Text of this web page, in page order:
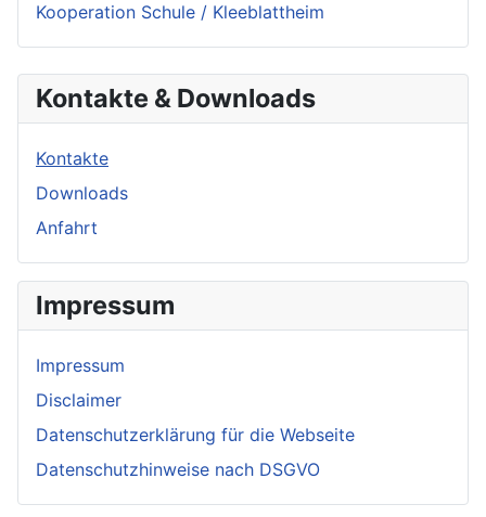
Kooperation Schule / Kleeblattheim
Kontakte & Downloads
Kontakte
Downloads
Anfahrt
Impressum
Impressum
Disclaimer
Datenschutzerklärung für die Webseite
Datenschutzhinweise nach DSGVO